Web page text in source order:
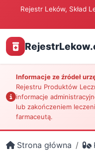
Rejestr Leków, Skład
Informacje ze źródeł
Rejestru Produktów
informacje
lub zakończeniem
farmaceutą.
Strona główna